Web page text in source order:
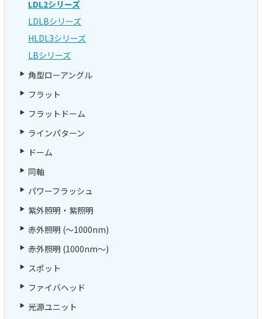
LDL2シリーズ
LDLBシリーズ
HLDL3シリーズ
LBシリーズ
角型ローアングル
フラット
フラットドーム
ラインパターン
ドーム
同軸
パワーフラッシュ
紫外照明・紫照明
赤外照明 (～1000nm)
赤外照明 (1000nm～)
スポット
ファイバヘッド
光源ユニット